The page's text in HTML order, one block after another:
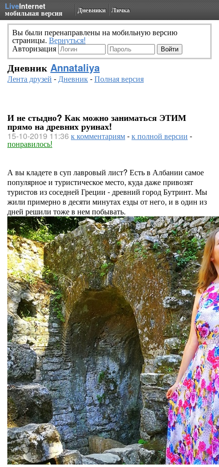
LiveInternet
мобильная версия Дневники Личка
Вы были перенаправлены на мобильную версию
страницы. Вернуться!
Авторизация
Дневник Annataliya
Лента друзей -Дневник-Полная версия
И не стыдно? Как можно заниматься ЭТИМ
прямо на древних руинах!
15-10-2019 11:36 к комментариям-к полной версии -
понравилось!
А вы кладете в суп лавровый лист? Есть в Албании самое
популярное и туристическое место, куда даже привозят
туристов из соседней Греции - древний город Бутринт. Мы
жили примерно в десяти минутах езды от него, и в один из
дней решили тоже в нем побывать.